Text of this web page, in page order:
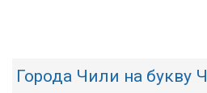
Города Чили на букву Ч